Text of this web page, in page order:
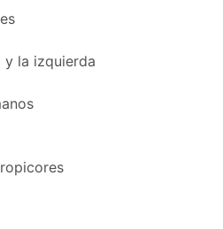
y la izquierda